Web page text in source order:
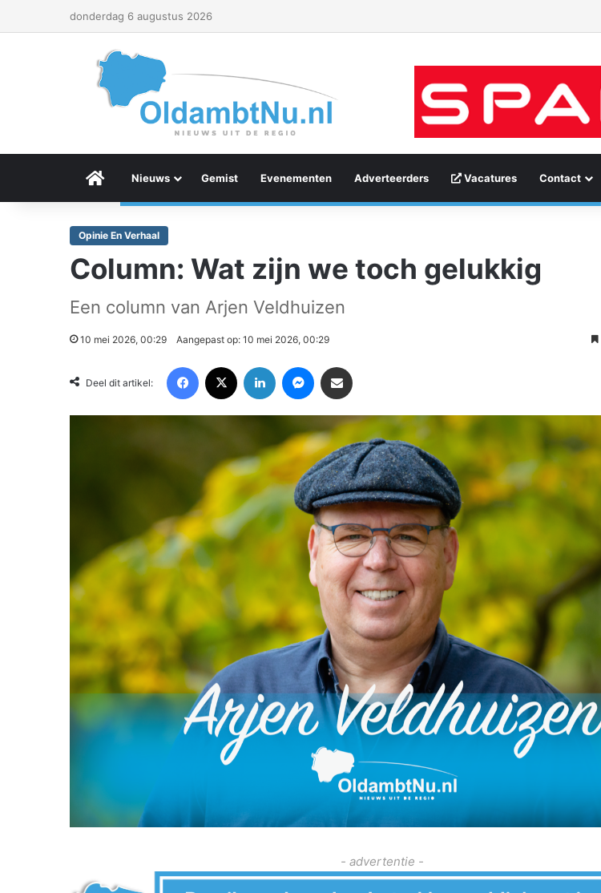
donderdag 6 augustus 2026
Menu Item
Nieuws Gemist Evenementen Adverteerders Vacatures Contact
Opinie En Verhaal
Column: Wat zijn we toch gelukkig
Een column van Arjen Veldhuizen
10 mei 2026, 00:29 Aangepast op: 10 mei 2026, 00:29
Deel dit artikel:
- advertentie -